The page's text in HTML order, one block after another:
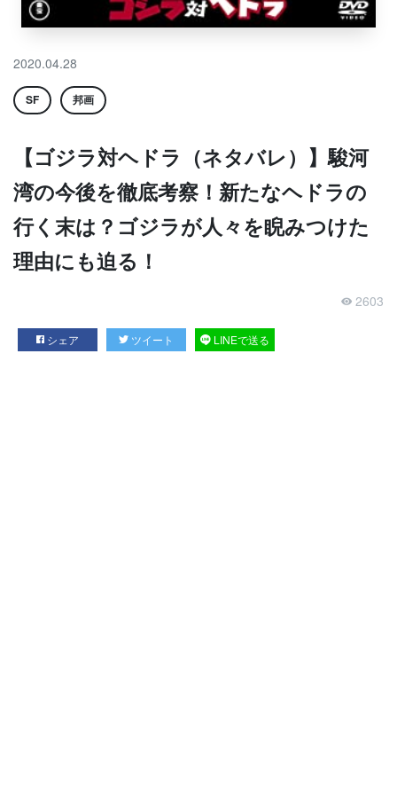
2020.04.28
SF 邦画
【ゴジラ対ヘドラ（ネタバレ）】駿河
湾の今後を徹底考察！新たなヘドラの
行く末は？ゴジラが人々を睨みつけた
理由にも迫る！
2603
シェア ツイート LINEで送る